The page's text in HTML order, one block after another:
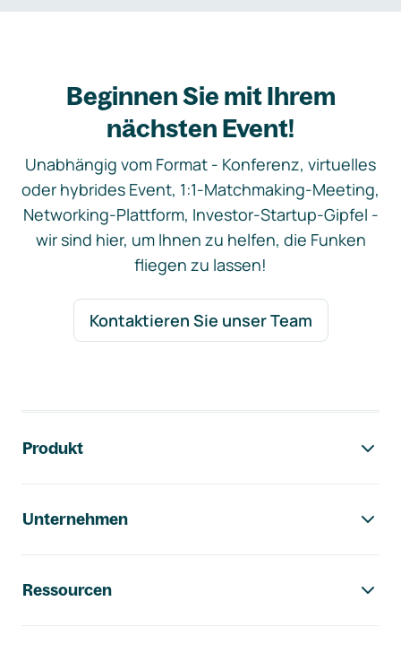
Beginnen Sie mit Ihrem
nächsten Event!
Unabhängig vom Format - Konferenz, virtuelles
oder hybrides Event, 1:1-Matchmaking-Meeting,
Networking-Plattform, Investor-Startup-Gipfel -
wir sind hier, um Ihnen zu helfen, die Funken
fliegen zu lassen!
Kontaktieren Sie unser Team
Produkt
Unternehmen
Ressourcen